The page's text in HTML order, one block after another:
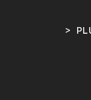
>